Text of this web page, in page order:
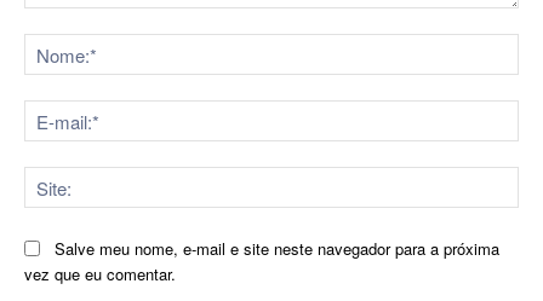
Salve meu nome, e-mail e site neste navegador para a próxima
vez que eu comentar.